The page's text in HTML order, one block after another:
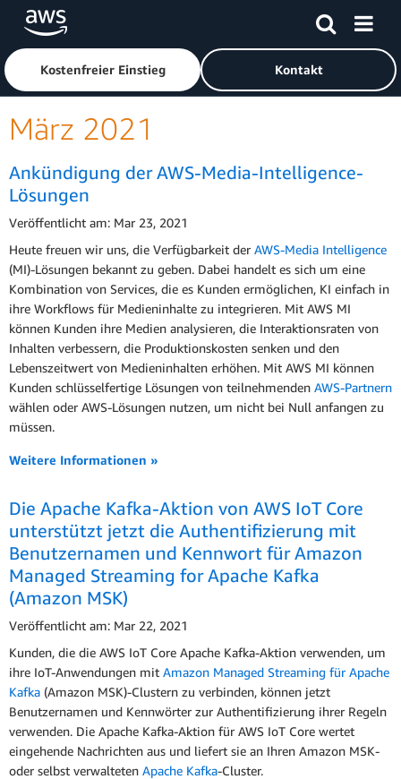
Überspringen zum Hauptinhalt
Klicken Sie hier, um zur Amazon Web Services-Startseite
Kostenfreier Einstieg Kontakt
März 2021
Ankündigung der AWS-Media-Intelligence-
Lösungen
Veröffentlicht am: Mar 23, 2021
Heute freuen wir uns, die Verfügbarkeit der AWS-Media Intelligence
(MI)-Lösungen bekannt zu geben. Dabei handelt es sich um eine
Kombination von Services, die es Kunden ermöglichen, KI einfach in
ihre Workflows für Medieninhalte zu integrieren. Mit AWS MI
können Kunden ihre Medien analysieren, die Interaktionsraten von
Inhalten verbessern, die Produktionskosten senken und den
Lebenszeitwert von Medieninhalten erhöhen. Mit AWS MI können
Kunden schlüsselfertige Lösungen von teilnehmenden AWS-Partnern
wählen oder AWS-Lösungen nutzen, um nicht bei Null anfangen zu
müssen.
Weitere Informationen »
Die Apache Kafka-Aktion von AWS IoT Core
unterstützt jetzt die Authentifizierung mit
Benutzernamen und Kennwort für Amazon
Managed Streaming for Apache Kafka
(Amazon MSK)
Veröffentlicht am: Mar 22, 2021
Kunden, die die AWS IoT Core Apache Kafka-Aktion verwenden, um
ihre IoT-Anwendungen mit Amazon Managed Streaming für Apache
Kafka (Amazon MSK)-Clustern zu verbinden, können jetzt
Benutzernamen und Kennwörter zur Authentifizierung ihrer Regeln
verwenden. Die Apache Kafka-Aktion für AWS IoT Core wertet
eingehende Nachrichten aus und liefert sie an Ihren Amazon MSK-
oder selbst verwalteten Apache Kafka-Cluster.